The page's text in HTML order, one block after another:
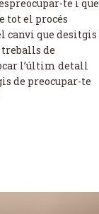
te i que
tot el procés
canvi que desitgis
treballs de
l’últim detall
de preocupar-te